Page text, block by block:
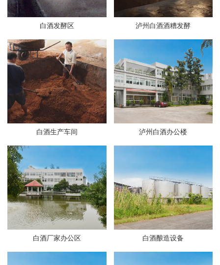
白酒发酵区 泸州白酒酒糟发酵
白酒生产车间 泸州白酒办公楼
白酒厂家办公区 白酒酿造设备